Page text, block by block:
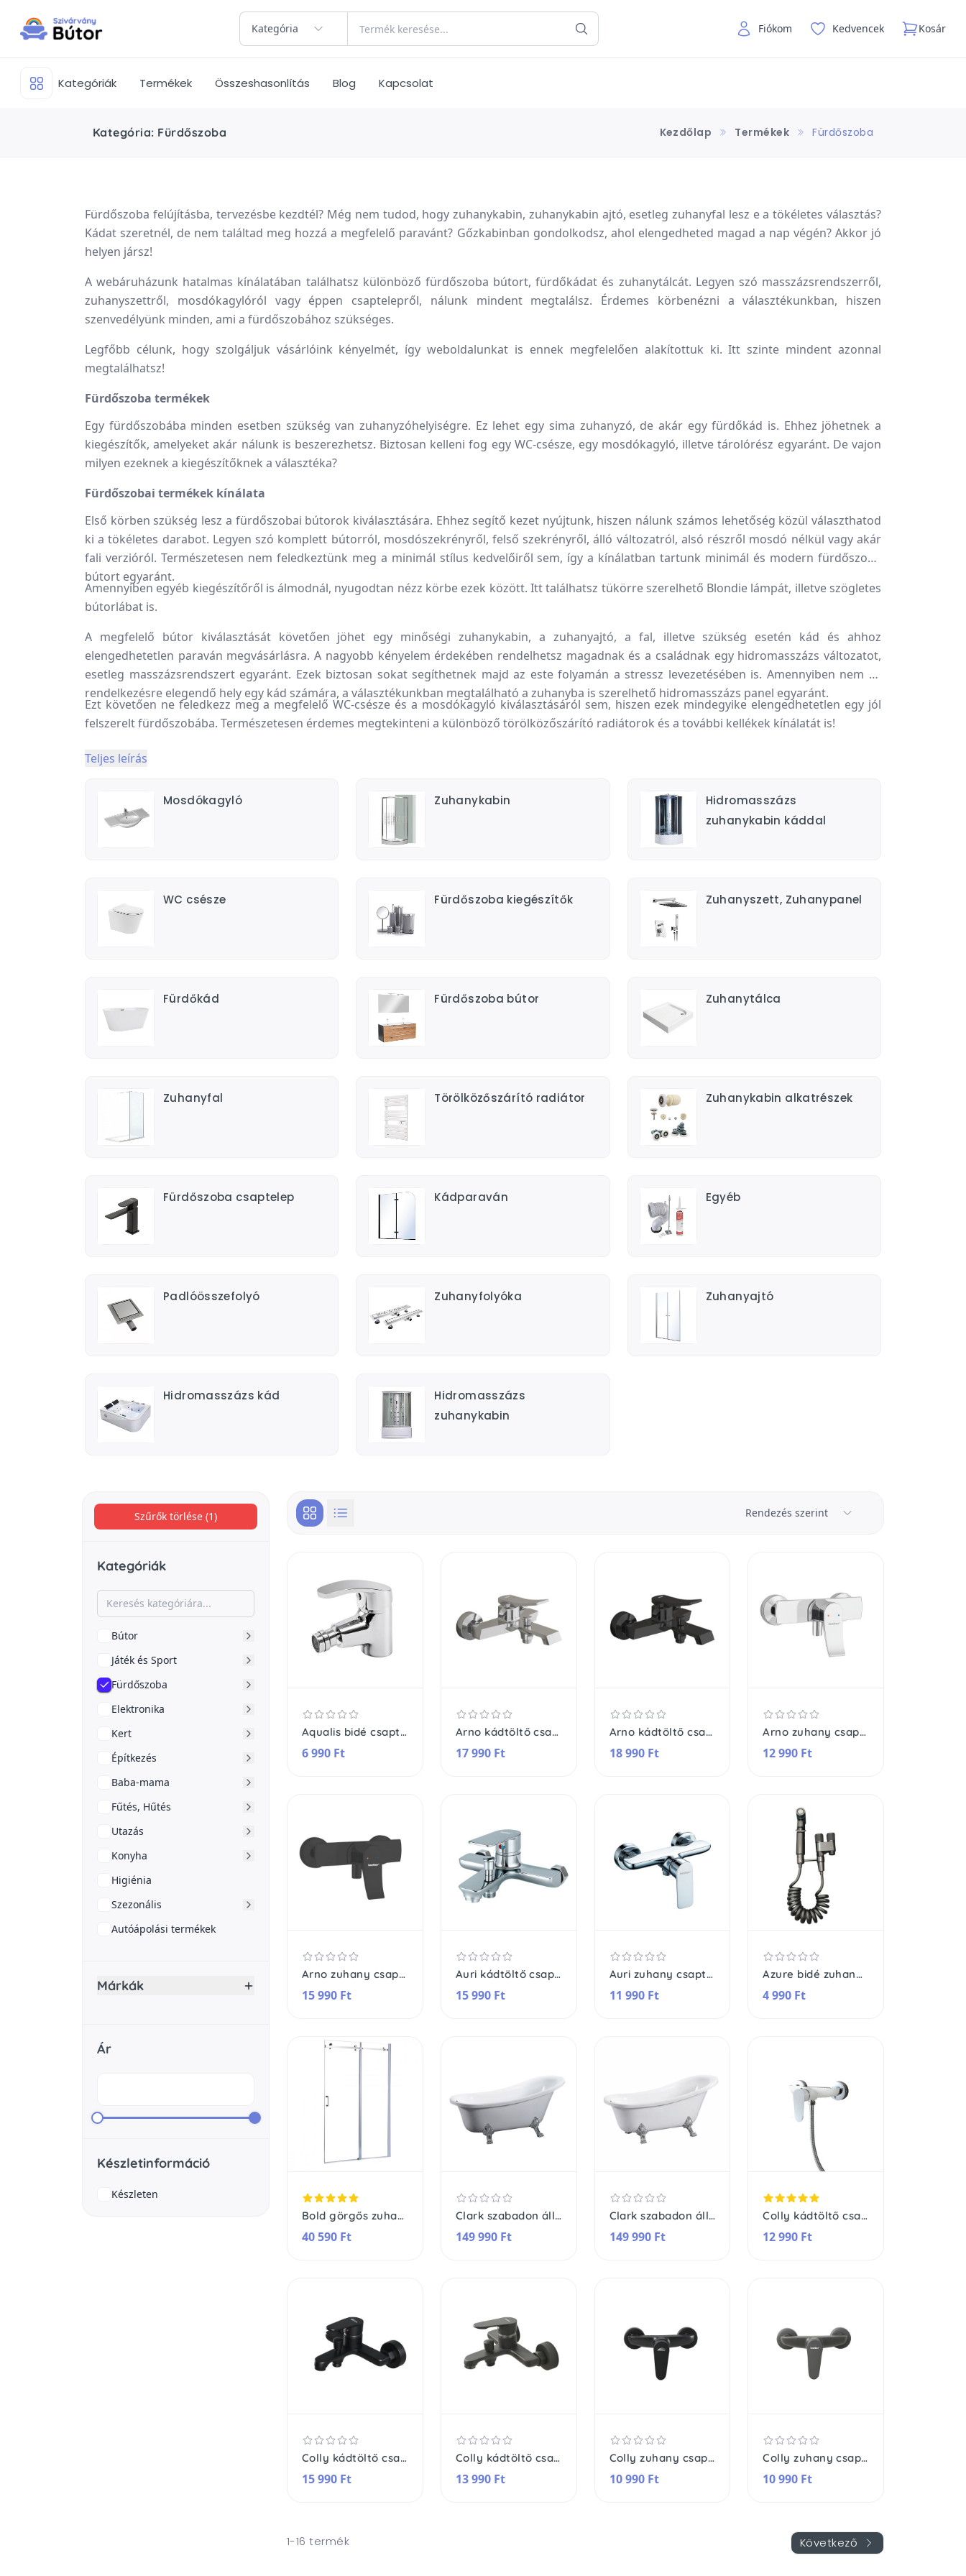
Kategória Fiókom Kedvencek Kosár
Kategóriák Termékek Összeshasonlítás Blog Kapcsolat
Kategória: Fürdőszoba Kezdőlap Termékek Fürdőszoba
Fürdőszoba felújításba, tervezésbe kezdtél? Még nem tudod, hogy zuhanykabin, zuhanykabin ajtó, esetleg zuhanyfal lesz e a tökéletes választás?
Kádat szeretnél, de nem találtad meg hozzá a megfelelő paravánt? Gőzkabinban gondolkodsz, ahol elengedheted magad a nap végén? Akkor jó
helyen jársz!
A webáruházunk hatalmas kínálatában találhatsz különböző fürdőszoba bútort, fürdőkádat és zuhanytálcát. Legyen szó masszázsrendszerről,
zuhanyszettről, mosdókagylóról vagy éppen csaptelepről, nálunk mindent megtalálsz. Érdemes körbenézni a választékunkban, hiszen
szenvedélyünk minden, ami a fürdőszobához szükséges.
Legfőbb célunk, hogy szolgáljuk vásárlóink kényelmét, így weboldalunkat is ennek megfelelően alakítottuk ki. Itt szinte mindent azonnal
megtalálhatsz!
Fürdőszoba termékek
Egy fürdőszobába minden esetben szükség van zuhanyzóhelyiségre. Ez lehet egy sima zuhanyzó, de akár egy fürdőkád is. Ehhez jöhetnek a
kiegészítők, amelyeket akár nálunk is beszerezhetsz. Biztosan kelleni fog egy WC-csésze, egy mosdókagyló, illetve tárolórész egyaránt. De vajon
milyen ezeknek a kiegészítőknek a választéka?
Fürdőszobai termékek kínálata
Első körben szükség lesz a fürdőszobai bútorok kiválasztására. Ehhez segítő kezet nyújtunk, hiszen nálunk számos lehetőség közül választhatod
ki a tökéletes darabot. Legyen szó komplett bútorról, mosdószekrényről, felső szekrényről, álló változatról, alsó részről mosdó nélkül vagy akár
fali verzióról. Természetesen nem feledkeztünk meg a minimál stílus kedvelőiről sem, így a kínálatban tartunk minimál és modern fürdőszoba
bútort egyaránt.
Amennyiben egyéb kiegészítőről is álmodnál, nyugodtan nézz körbe ezek között. Itt találhatsz tükörre szerelhető Blondie lámpát, illetve szögletes
bútorlábat is.
A megfelelő bútor kiválasztását követően jöhet egy minőségi zuhanykabin, a zuhanyajtó, a fal, illetve szükség esetén kád és ahhoz
elengedhetetlen paraván megvásárlásra. A nagyobb kényelem érdekében rendelhetsz magadnak és a családnak egy hidromasszázs változatot,
esetleg masszázsrendszert egyaránt. Ezek biztosan sokat segíthetnek majd az este folyamán a stressz levezetésében is. Amennyiben nem áll
rendelkezésre elegendő hely egy kád számára, a választékunkban megtalálható a zuhanyba is szerelhető hidromasszázs panel egyaránt.
Ezt követően ne feledkezz meg a megfelelő WC-csésze és a mosdókagyló kiválasztásáról sem, hiszen ezek mindegyike elengedhetetlen egy jól
felszerelt fürdőszobába. Természetesen érdemes megtekinteni a különböző törölközőszárító radiátorok és a további kellékek kínálatát is!
Teljes leírás
Mosdókagyló Zuhanykabin
Hidromasszázs
zuhanykabin káddal
WC csésze Fürdőszoba kiegészítők Zuhanyszett, Zuhanypanel
Fürdőkád Fürdőszoba bútor Zuhanytálca
Zuhanyfal Törölközőszárító radiátor Zuhanykabin alkatrészek
Fürdőszoba csaptelep Kádparaván Egyéb
Padlóösszefolyó Zuhanyfolyóka Zuhanyajtó
Hidromasszázs kád
Hidromasszázs
zuhanykabin
Szűrők törlése (1)
Kategóriák
Bútor
Játék és Sport
Fürdőszoba
Elektronika
Kert
Építkezés
Baba-mama
Fűtés, Hűtés
Utazás
Konyha
Higiénia
Szezonális
Autóápolási termékek
Márkák
Ár
Készletinformáció
Készleten
Rendezés szerint
Aqualis bidé csaptelep
6 990 Ft
Arno kádtöltő csaptelep
17 990 Ft
Arno kádtöltő csaptelep
18 990 Ft
Arno zuhany csaptelep
12 990 Ft
Arno zuhany csaptelep
15 990 Ft
Auri kádtöltő csaptelep
15 990 Ft
Auri zuhany csaptelep
11 990 Ft
Azure bidé zuhany csaptelep
4 990 Ft
Bold görgős zuhanyajtó
40 590 Ft
Clark szabadon álló fürdőkád fém lábakkal
149 990 Ft
Clark szabadon álló fürdőkád fém lábakkal
149 990 Ft
Colly kádtöltő csaptelep
12 990 Ft
Colly kádtöltő csaptelep
15 990 Ft
Colly kádtöltő csaptelep
13 990 Ft
Colly zuhany csaptelep
10 990 Ft
Colly zuhany csaptelep
10 990 Ft
1-16 termék Következő